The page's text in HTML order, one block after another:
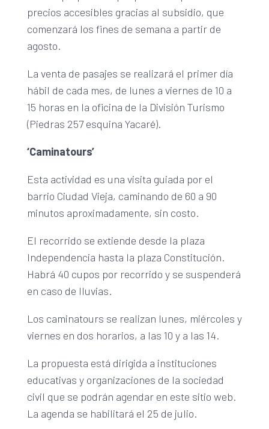
precios accesibles gracias al subsidio, que
comenzará los fines de semana a partir de
agosto.
La venta de pasajes se realizará el primer día
hábil de cada mes, de lunes a viernes de 10 a
15 horas en la oficina de la División Turismo
(Piedras 257 esquina Yacaré).
‘Caminatours’
Esta actividad es una visita guiada por el
barrio Ciudad Vieja, caminando de 60 a 90
minutos aproximadamente, sin costo.
El recorrido se extiende desde la plaza
Independencia hasta la plaza Constitución.
Habrá 40 cupos por recorrido y se suspenderá
en caso de lluvias.
Los caminatours se realizan lunes, miércoles y
viernes en dos horarios, a las 10 y a las 14.
La propuesta está dirigida a instituciones
educativas y organizaciones de la sociedad
civil que se podrán agendar en este sitio web.
La agenda se habilitará el 25 de julio.